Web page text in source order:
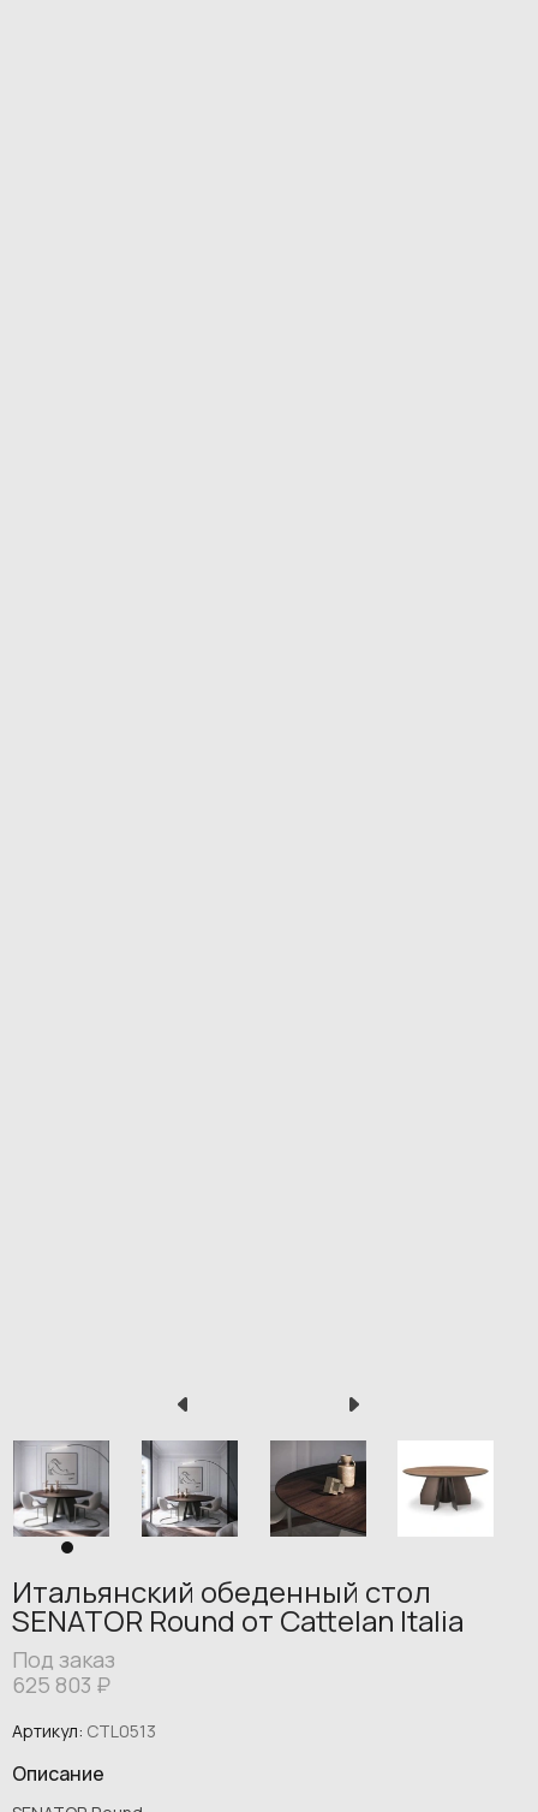
Итальянский обеденный стол
SENATOR Round от Cattelan Italia
Под заказ
625 803 ₽
Артикул: CTL0513
Описание